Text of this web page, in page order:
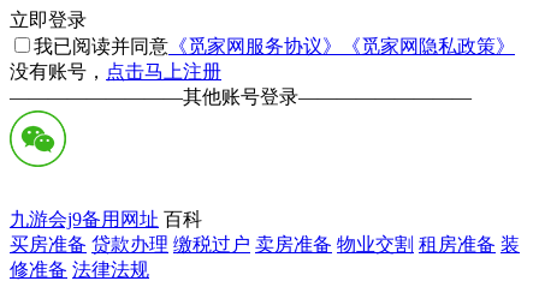
立即登录
我已阅读并同意 《觅家网服务协议》
《觅家网隐私政策》
没有账号， 点击马上注册
—————————其他账号登录—————————
九游会j9备用网址 百科
买房准备 贷款办理 缴税过户 卖房准备 物业交割 租房准备 装
修准备 法律法规